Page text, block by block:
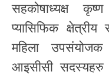
सहकोषाध्यक्ष
प्यासिफिक
महिला उपसंयोजक
आइसीसी सदस्यहरु